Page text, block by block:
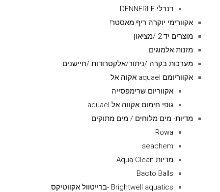
דנרלי-DENNERLE
אקוורימי יוקרה ריף מאסטר!
מוצרים יד 2 /מציאון
מזנות אלמוגים
מערכות בקרה /ניתור/אלקטרודות /חיישנים
אקווריומם aquael אקוה אל
אקווריום שרימפסייה
גופי חימום אקווה אל aquael
מדיות- מים מלוחים / מים מתוקים
Rowa
seachem
מדיות Aqua Clean
Bacto Balls
Brightwell aquatics -ברייטוול אקווטיקס